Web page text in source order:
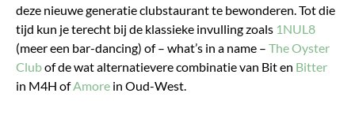
deze nieuwe generatie clubstaurant te bewonderen. Tot die
tijd kun je terecht bij de klassieke invulling zoals 1NUL8
(meer een bar-dancing) of – what’s in a name – The Oyster
Clubof de wat alternatievere combinatie van Bit en Bitter
in M4H ofAmore in Oud-West.